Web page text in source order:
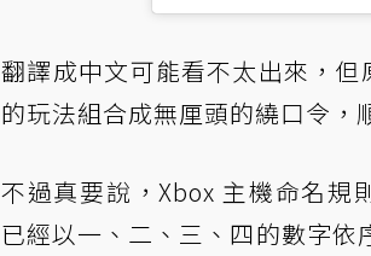
翻譯成中文可能看不太出來，
的玩法組合成無厘頭的繞口令，
不過真要說，Xbox 主機命名
已經以一、二、三、四的數字